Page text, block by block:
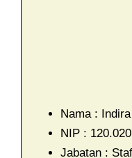
Nama :
NIP :
Jabatan :